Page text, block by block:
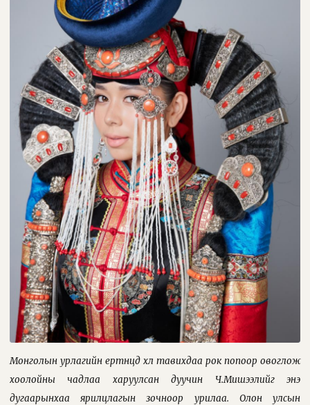
Монголын урлагийн ертөнцөд хөл тавихдаа рок попоор овоглож
хоолойны чадлаа харуулсан дуучин Ч.Мишээлийг энэ
дугаарынхаа ярилцлагын зочноор урилаа. Олон улсын